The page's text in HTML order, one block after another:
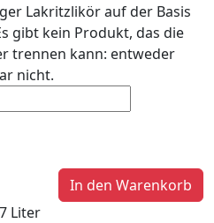
Lakritzlikör auf der Basis
gibt kein Produkt, das die
trennen kann: entweder
nicht.
Liter